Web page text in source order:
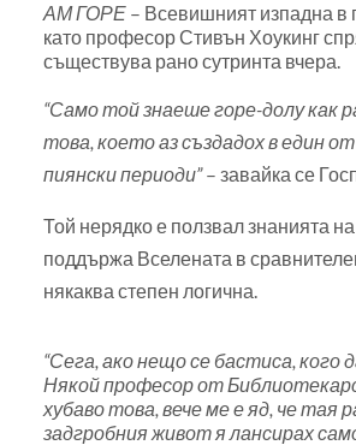
АМ ГОРЕ– Всевишният изпадна в
като професор Стивън Хоукинг
съществува рано сутринта вчера.
“Само той знаеше горе-долу как
това, което аз създадох в един
пиянски периоди”– завайка се
Той нерядко е ползвал знанията
поддържа Вселената в
някаква степен логична.
“Сега, ако нещо се бастиса, кого
Някой професор от
хубаво това, вече ме е яд, че тая
задгробния живот я лансирах